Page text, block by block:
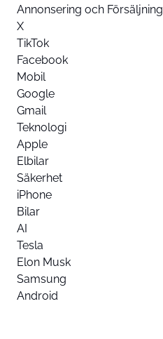
Annonsering och Försäljning
X
TikTok
Facebook
Mobil
Google
Gmail
Teknologi
Apple
Elbilar
Säkerhet
iPhone
Bilar
AI
Tesla
Elon Musk
Samsung
Android